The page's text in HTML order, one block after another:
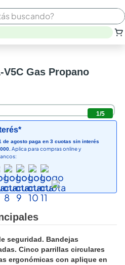
V5C Gas Propano
1/5
de agosto paga en 3 cuotas sin interés
Aplica para compras online y
seguridad. Bandejas
Cinco parrillas circulares
ergonómicas con aplique en